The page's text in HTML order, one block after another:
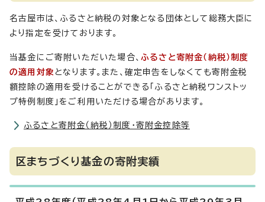
名古屋市は、ふるさと納税の対象となる団体として総務大臣に
より指定を受けております。
当基金にご寄附いただいた場合、 ふるさと寄附金（納税）制度
の適用対象 となります。また、確定申告をしなくても寄附金税
額控除の適用を受けることができる「ふるさと納税ワンストッ
プ特例制度」をご利用いただける場合があります。
ふるさと寄附金（納税）制度・寄附金控除等
区まちづくり基金の寄附実績